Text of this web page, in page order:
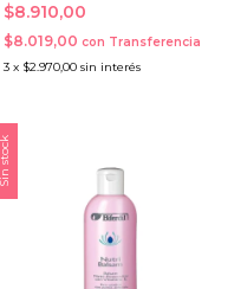
$8.910,00
$8.019,00 con Transferencia
3 x $2.970,00 sin interés
Sin stock